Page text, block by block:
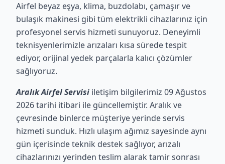
Airfel beyaz eşya, klima, buzdolabı, çamaşır ve
bulaşık makinesi gibi tüm elektrikli cihazlarınız için
profesyonel servis hizmeti sunuyoruz. Deneyimli
teknisyenlerimizle arızaları kısa sürede tespit
ediyor, orijinal yedek parçalarla kalıcı çözümler
sağlıyoruz.
Aralık Airfel Servisi iletişim bilgilerimiz 09 Ağustos
2026 tarihi itibari ile güncellemiştir. Aralık ve
çevresinde binlerce müşteriye yerinde servis
hizmeti sunduk. Hızlı ulaşım ağımız sayesinde aynı
gün içerisinde teknik destek sağlıyor, arızalı
cihazlarınızı yerinden teslim alarak tamir sonrası